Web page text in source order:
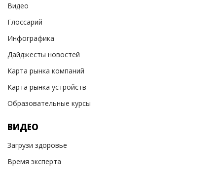
Видео
Глоссарий
Инфографика
Дайджесты новостей
Карта рынка компаний
Карта рынка устройств
Образовательные курсы
ВИДЕО
Загрузи здоровье
Время эксперта